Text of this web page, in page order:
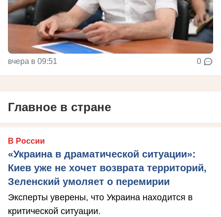
вчера в 09:51 0
Главное в стране
В России
«Украина в драматической ситуации»:
Киев уже не хочет возврата территорий,
Зеленский умоляет о перемирии
Эксперты уверены, что Украина находится в
критической ситуации.